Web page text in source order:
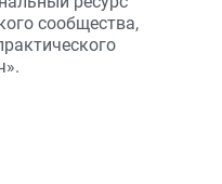
сообщества,